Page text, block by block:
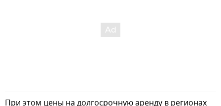
При этом цены на долгосрочную аренду в регионах